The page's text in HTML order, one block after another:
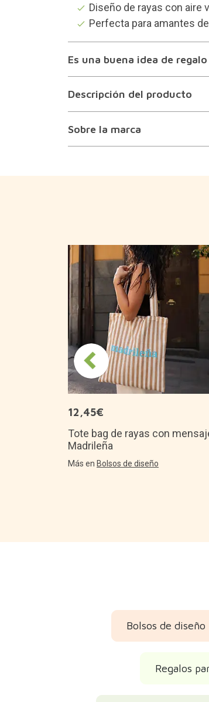
Diseño de rayas con aire
Perfecta para amantes
Es una buena idea de regalo
Descripción del producto
Sobre la marca
12,45€
Tote bag de rayas con
Madrileña
Más en Bolsos de diseño
Bolsos de diseño
Regalos